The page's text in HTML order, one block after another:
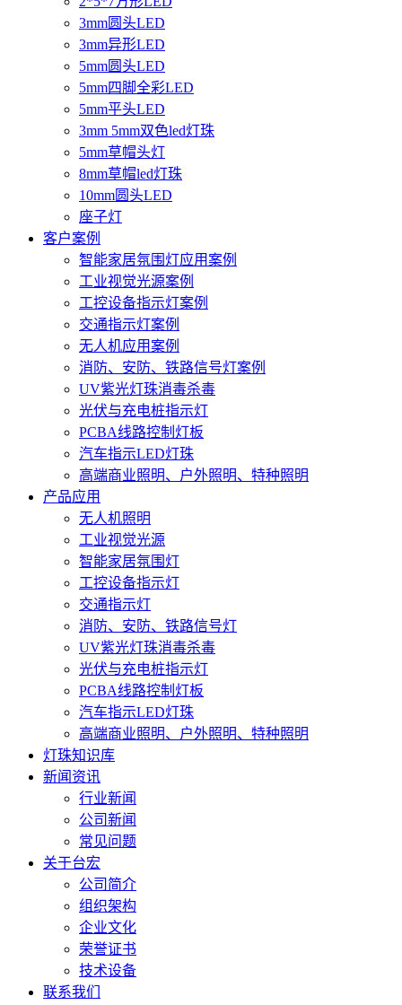
3mm圆头LED
3mm异形LED
5mm圆头LED
5mm四脚全彩LED
5mm平头LED
3mm 5mm双色led灯珠
5mm草帽头灯
8mm草帽led灯珠
10mm圆头LED
座子灯
客户案例
智能家居氛围灯应用案例
工业视觉光源案例
工控设备指示灯案例
交通指示灯案例
无人机应用案例
消防、安防、铁路信号灯案例
UV紫光灯珠消毒杀毒
光伏与充电桩指示灯
PCBA线路控制灯板
汽车指示LED灯珠
高端商业照明、户外照明、特种照明
产品应用
无人机照明
工业视觉光源
智能家居氛围灯
工控设备指示灯
交通指示灯
消防、安防、铁路信号灯
UV紫光灯珠消毒杀毒
光伏与充电桩指示灯
PCBA线路控制灯板
汽车指示LED灯珠
高端商业照明、户外照明、特种照明
灯珠知识库
新闻资讯
行业新闻
公司新闻
常见问题
关于台宏
公司简介
组织架构
企业文化
荣誉证书
技术设备
联系我们